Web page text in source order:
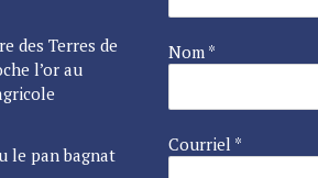
des Terres de
l’or au
le pan bagnat
Nom *
Courriel *